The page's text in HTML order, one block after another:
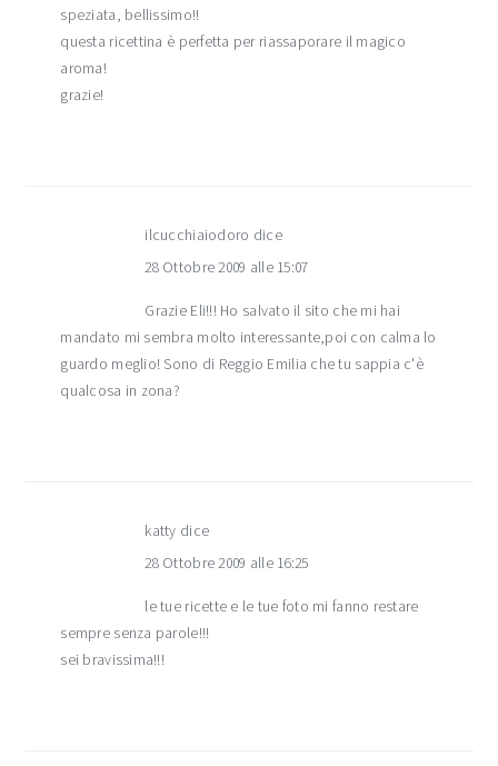
speziata, bellissimo!!
questa ricettina è perfetta per riassaporare il magico
aroma!
grazie!
ilcucchiaiodoro dice
28 Ottobre 2009 alle 15:07
Grazie Eli!!! Ho salvato il sito che mi hai
mandato mi sembra molto interessante,poi con calma lo
guardo meglio! Sono di Reggio Emilia che tu sappia c'è
qualcosa in zona?
katty dice
28 Ottobre 2009 alle 16:25
le tue ricette e le tue foto mi fanno restare
sempre senza parole!!!
sei bravissima!!!